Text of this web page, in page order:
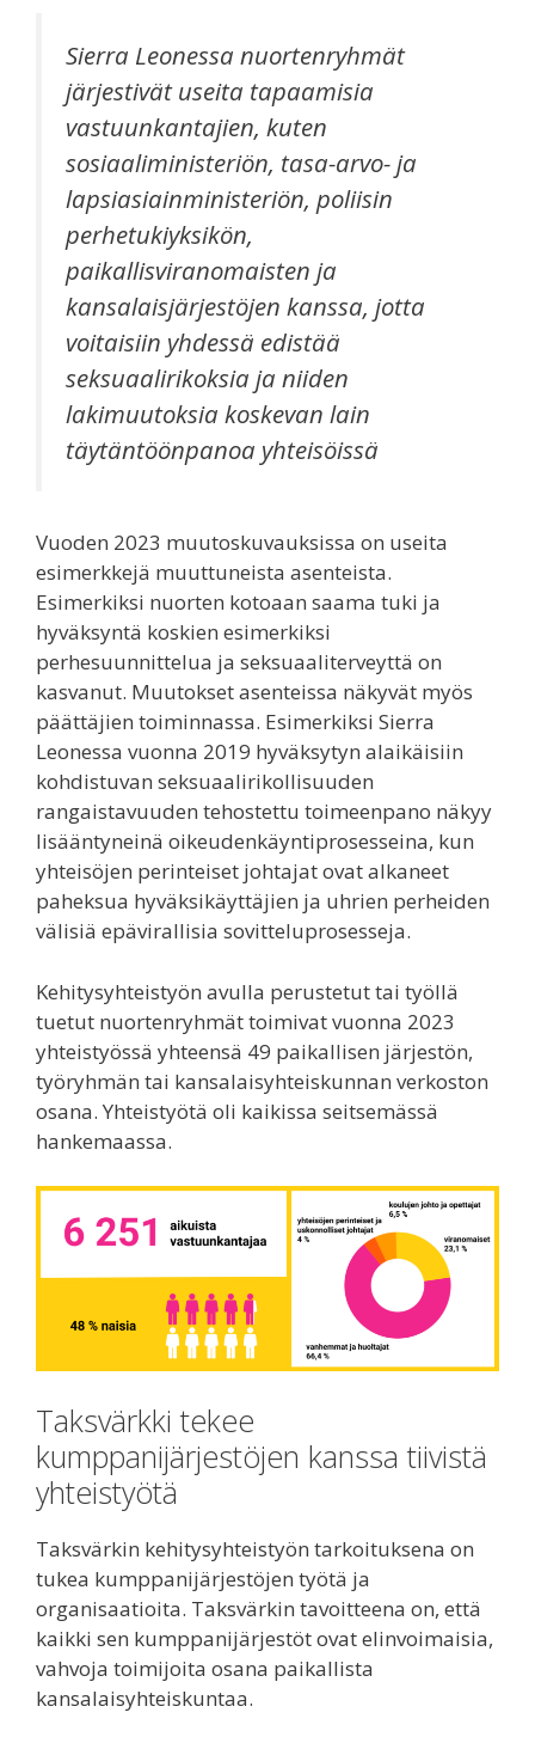
Sierra Leonessa nuortenryhmät
järjestivät useita tapaamisia
vastuunkantajien, kuten
sosiaaliministeriön, tasa-arvo- ja
lapsiasiainministeriön, poliisin
perhetukiyksikön,
paikallisviranomaisten ja
kansalaisjärjestöjen kanssa, jotta
voitaisiin yhdessä edistää
seksuaalirikoksia ja niiden
lakimuutoksia koskevan lain
täytäntöönpanoa yhteisöissä
Vuoden 2023 muutoskuvauksissa on useita
esimerkkejä muuttuneista asenteista.
Esimerkiksi nuorten kotoaan saama tuki ja
hyväksyntä koskien esimerkiksi
perhesuunnittelua ja seksuaaliterveyttä on
kasvanut. Muutokset asenteissa näkyvät myös
päättäjien toiminnassa. Esimerkiksi Sierra
Leonessa vuonna 2019 hyväksytyn alaikäisiin
kohdistuvan seksuaalirikollisuuden
rangaistavuuden tehostettu toimeenpano näkyy
lisääntyneinä oikeudenkäyntiprosesseina, kun
yhteisöjen perinteiset johtajat ovat alkaneet
paheksua hyväksikäyttäjien ja uhrien perheiden
välisiä epävirallisia sovitteluprosesseja.
Kehitysyhteistyön avulla perustetut tai työllä
tuetut nuortenryhmät toimivat vuonna 2023
yhteistyössä yhteensä 49 paikallisen järjestön,
työryhmän tai kansalaisyhteiskunnan verkoston
osana. Yhteistyötä oli kaikissa seitsemässä
hankemaassa.
Taksvärkki tekee
kumppanijärjestöjen kanssa tiivistä
yhteistyötä
Taksvärkin kehitysyhteistyön tarkoituksena on
tukea kumppanijärjestöjen työtä ja
organisaatioita. Taksvärkin tavoitteena on, että
kaikki sen kumppanijärjestöt ovat elinvoimaisia,
vahvoja toimijoita osana paikallista
kansalaisyhteiskuntaa.